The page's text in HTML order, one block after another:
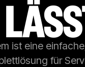
ist eine
für